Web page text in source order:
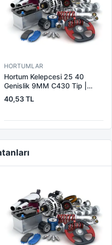
HORTUMLAR
Hortum Kelepcesi 25 40
Genislik 9MM C430 Tip |
ERBI C430 25-40
40,53 TL